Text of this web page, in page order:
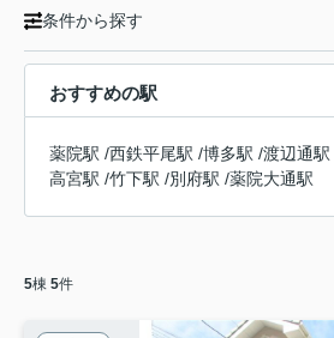
条件から探す
おすすめの駅
薬院駅 /西鉄平尾駅 /博多駅 /渡辺通駅
高宮駅 /竹下駅 /別府駅 /薬院大通駅
5棟 5件